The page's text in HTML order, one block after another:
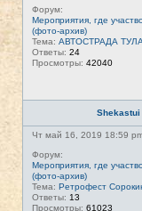
Форум:
Мероприятия, где
(фото-архив)
Тема: АВТОСТРАДА
Ответы: 24
Просмотры: 42040
Shekastui
Чт май 16, 2019 18:59
Форум:
Мероприятия, где
(фото-архив)
Тема: Ретрофест
Ответы: 13
Просмотры: 61023